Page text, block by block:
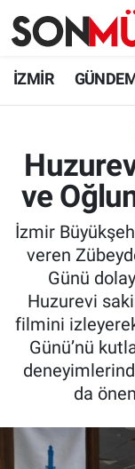
İZMİR
ve
İzmir
veren
Günü
Huzurevi
filmini
Günü’nü
da
İzmir
İzmir
İzmir Trafik
Süper Lig
Tüm
Son Dakika
Haber Arşivi